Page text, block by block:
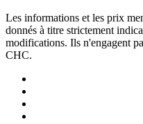
Les informations et les prix
donnés à titre strictement
modifications. Ils n'engagent
CHC.